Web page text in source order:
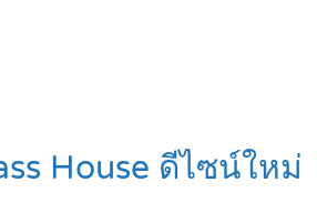
House ดีไซน์ใหม่